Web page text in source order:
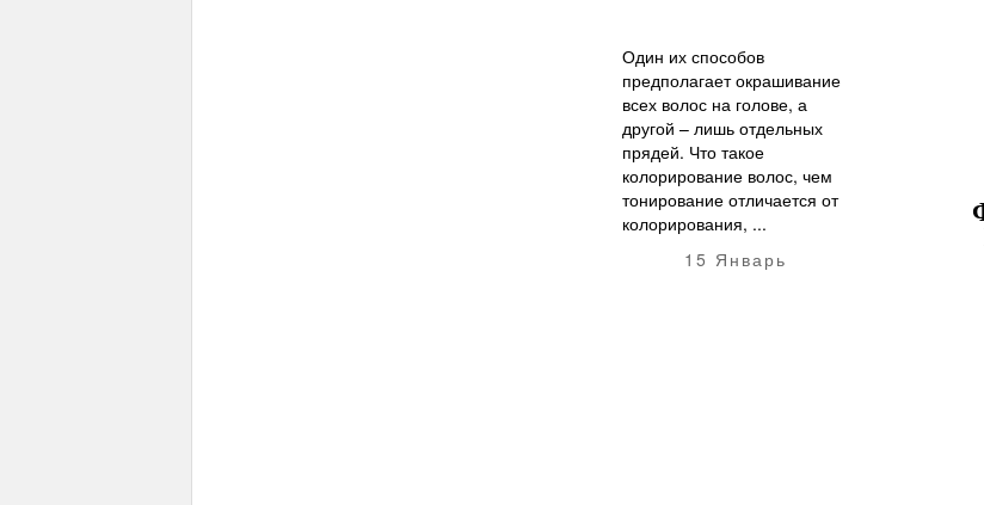
Один их способов
предполагает окрашивание
всех волос на голове, а
другой – лишь отдельных
прядей. Что такое
колорирование волос, чем
тонирование отличается от
колорирования, ...
15 Январь